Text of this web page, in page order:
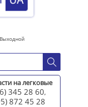
на легковые
345 28 60,
872 45 28